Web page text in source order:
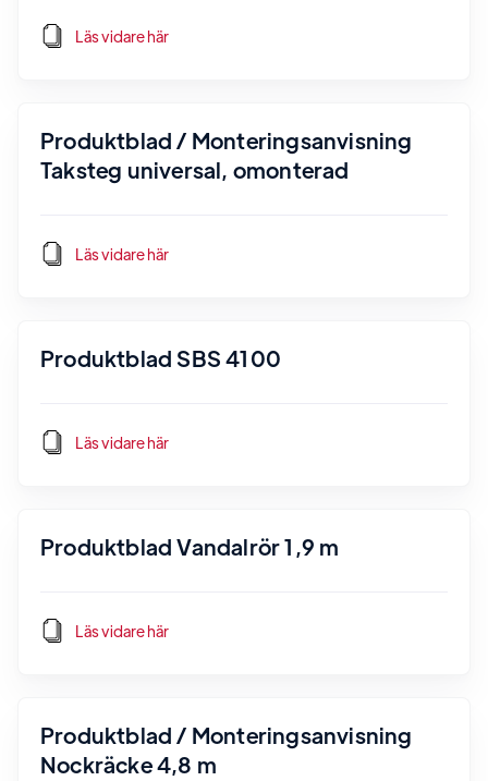
Läs vidare här
Produktblad / Monteringsanvisning
Taksteg universal, omonterad
Läs vidare här
Produktblad SBS 4100
Läs vidare här
Produktblad Vandalrör 1,9 m
Läs vidare här
Produktblad / Monteringsanvisning
Nockräcke 4,8 m